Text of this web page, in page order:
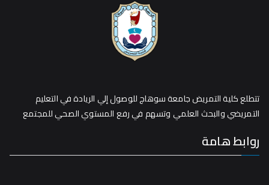
تتطلع كلية التمريض جامعة سوهاج للوصول إلي الريادة في التعليم
التمريضي والبحث العلمي وتسهم في رفع المستوي الصحي للمجتمع
روابط هامة